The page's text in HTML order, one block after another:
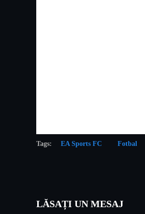
Tags: EA Sports FC Fotbal
LĂSAȚI UN MESAJ